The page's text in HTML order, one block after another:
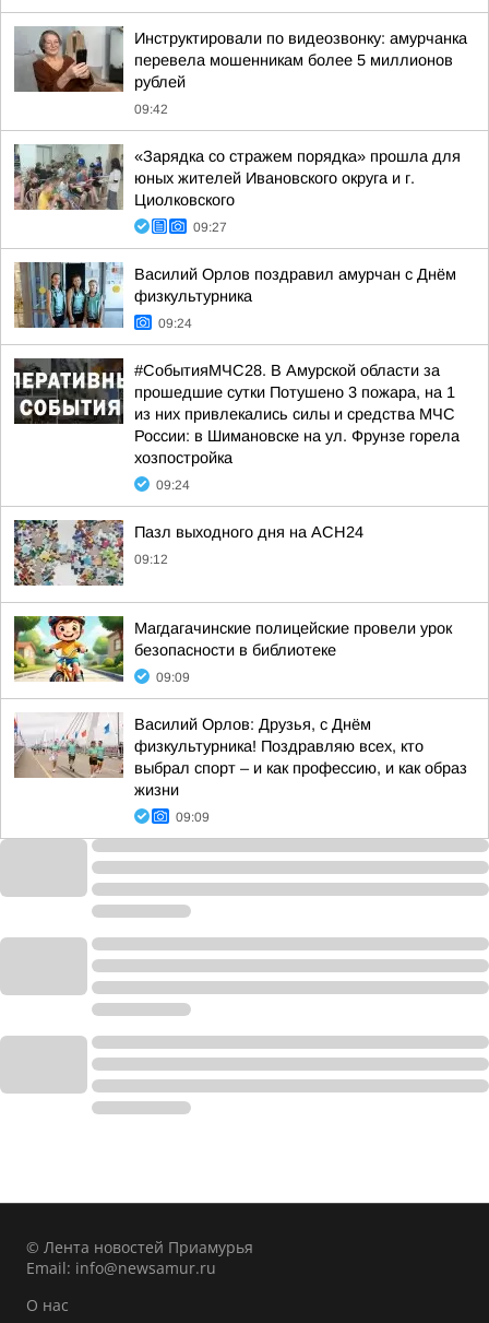
Инструктировали по видеозвонку: амурчанка
перевела мошенникам более 5 миллионов
рублей
09:42
«Зарядка со стражем порядка» прошла для
юных жителей Ивановского округа и г.
Циолковского
09:27
Василий Орлов поздравил амурчан с Днём
физкультурника
09:24
#СобытияМЧС28. В Амурской области за
прошедшие сутки Потушено 3 пожара, на 1
из них привлекались силы и средства МЧС
России: в Шимановске на ул. Фрунзе горела
хозпостройка
09:24
Пазл выходного дня на АСН24
09:12
Магдагачинские полицейские провели урок
безопасности в библиотеке
09:09
Василий Орлов: Друзья, с Днём
физкультурника! Поздравляю всех, кто
выбрал спорт – и как профессию, и как образ
жизни
09:09
© Лента новостей Приамурья
Email: info@newsamur.ru
О нас